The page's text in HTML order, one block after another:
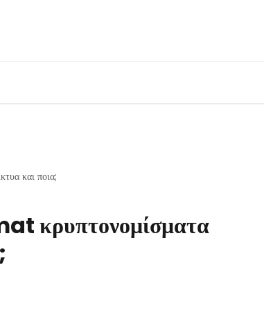
και ποια;
κρυπτονομίσματα